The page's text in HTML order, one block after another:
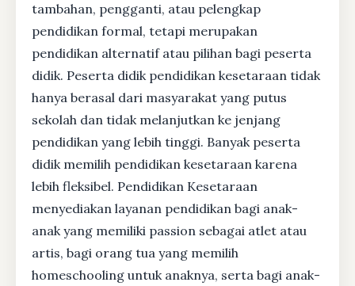
tambahan, pengganti, atau pelengkap
pendidikan formal, tetapi merupakan
pendidikan alternatif atau pilihan bagi peserta
didik. Peserta didik pendidikan kesetaraan tidak
hanya berasal dari masyarakat yang putus
sekolah dan tidak melanjutkan ke jenjang
pendidikan yang lebih tinggi. Banyak peserta
didik memilih pendidikan kesetaraan karena
lebih fleksibel. Pendidikan Kesetaraan
menyediakan layanan pendidikan bagi anak-
anak yang memiliki passion sebagai atlet atau
artis, bagi orang tua yang memilih
homeschooling untuk anaknya, serta bagi anak-